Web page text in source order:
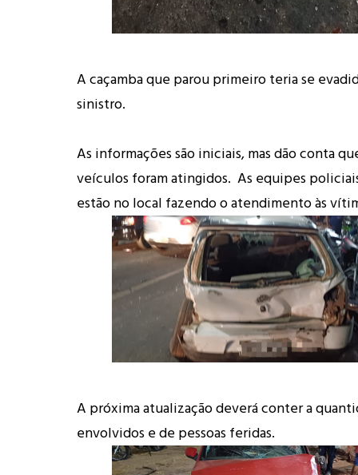
A caçamba que parou primeiro teria se
sinistro.
As informações são iniciais, mas dão conta
veículos foram atingidos. As equipes
estão no local fazendo o atendimento às
A próxima atualização deverá conter a
envolvidos e de pessoas feridas.